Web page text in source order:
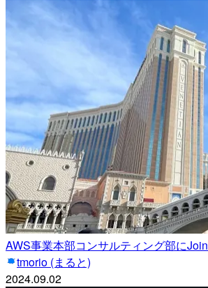
AWS事業本部コンサルティング部に
tmorio (まると)
2024.09.02